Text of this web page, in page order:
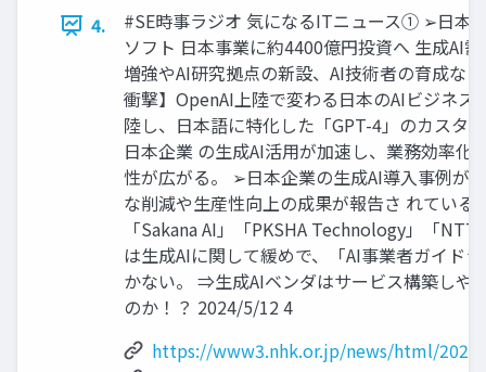
4.
#SE時事ラジオ 気になるITニュース① ➢日本
ソフト 日本事業に約4400億円投資へ 生成AI
増強やAI研究拠点の新設、AI技術者の育成な
衝撃】OpenAI上陸で変わる日本のAIビジネ
陸し、日本語に特化した「GPT-4」のカスタ
日本企業 の生成AI活用が加速し、業務効率化
性が広がる。 ➢日本企業の生成AI導入事例が
な削減や生産性向上の成果が報告さ れてい
「Sakana AI」「PKSHA Technology」「
は生成AIに関して緩めで、「AI事業者ガイド
かない。 ⇒生成AIベンダはサービス構築しや
のか！？ 2024/5/12 4
https://www3.nhk.or.jp/news/html/